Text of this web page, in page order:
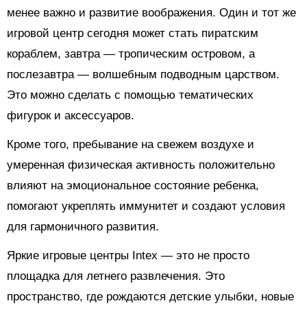
менее важно и развитие воображения. Один и тот же
игровой центр сегодня может стать пиратским
кораблем, завтра — тропическим островом, а
послезавтра — волшебным подводным царством.
Это можно сделать с помощью тематических
фигурок и аксессуаров.
Кроме того, пребывание на свежем воздухе и
умеренная физическая активность положительно
влияют на эмоциональное состояние ребенка,
помогают укреплять иммунитет и создают условия
для гармоничного развития.
Яркие игровые центры Intex — это не просто
площадка для летнего развлечения. Это
пространство, где рождаются детские улыбки, новые